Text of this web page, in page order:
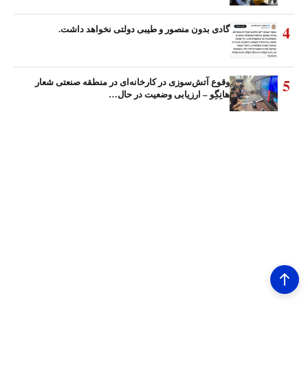
4 گادی بدون منصور و طیبی دولتی نخواهد داشت.
5
وقوع آتش‌سوزی در کارخانه‌ای در منطقه صنعتی شعار
هانِگِو – ارزیابی وضعیت در حال…